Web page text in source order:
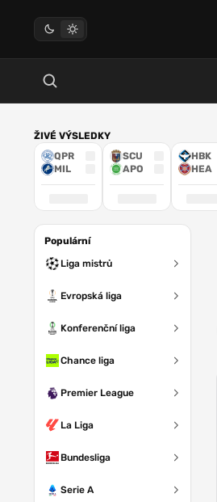
ŽIVÉ VÝSLEDKY
QPR
MIL
SCU
APO
HBK
HEA
Populární
Liga mistrů
Evropská liga
Konferenční liga
Chance liga
Premier League
La Liga
Bundesliga
Serie A